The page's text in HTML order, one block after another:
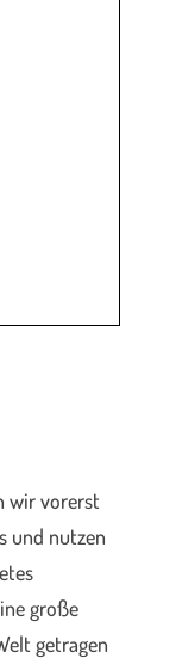
wir vorerst
und nutzen
große
getragen